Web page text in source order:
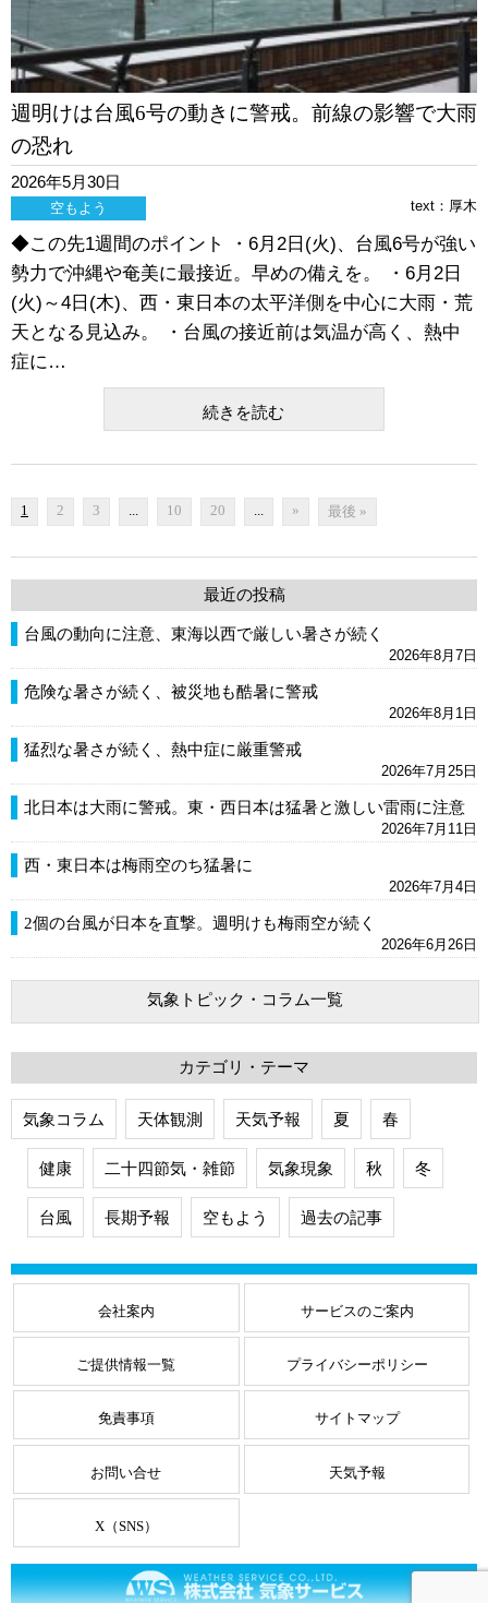
週明けは台風6号の動きに警戒。前線の影響で大雨
の恐れ
2026年5月30日
空もよう text： 厚木
◆この先1週間のポイント ・6月2日(火)、台風6号が強い
勢力で沖縄や奄美に最接近。早めの備えを。 ・6月2日
(火)～4日(木)、西・東日本の太平洋側を中心に大雨・荒
天となる見込み。 ・台風の接近前は気温が高く、熱中
症に…
続きを読む
1 2 3 10 20 » 最後 »
最近の投稿
台風の動向に注意、東海以西で厳しい暑さが続く
2026年8月7日
危険な暑さが続く、被災地も酷暑に警戒
2026年8月1日
猛烈な暑さが続く、熱中症に厳重警戒
2026年7月25日
北日本は大雨に警戒。東・西日本は猛暑と激しい雷雨に注意
2026年7月11日
西・東日本は梅雨空のち猛暑に
2026年7月4日
2個の台風が日本を直撃。週明けも梅雨空が続く
2026年6月26日
気象トピック・コラム一覧
カテゴリ・テーマ
気象コラム 天体観測 天気予報 夏 春
健康 二十四節気・雑節 気象現象 秋 冬
台風 長期予報 空もよう 過去の記事
会社案内 サービスのご案内
ご提供情報一覧 プライバシーポリシー
免責事項 サイトマップ
お問い合せ 天気予報
X（SNS）